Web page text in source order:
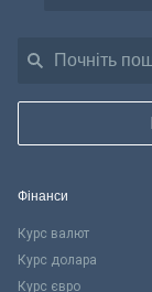
Фінанси
Курс валют
Курс долара
Курс євро